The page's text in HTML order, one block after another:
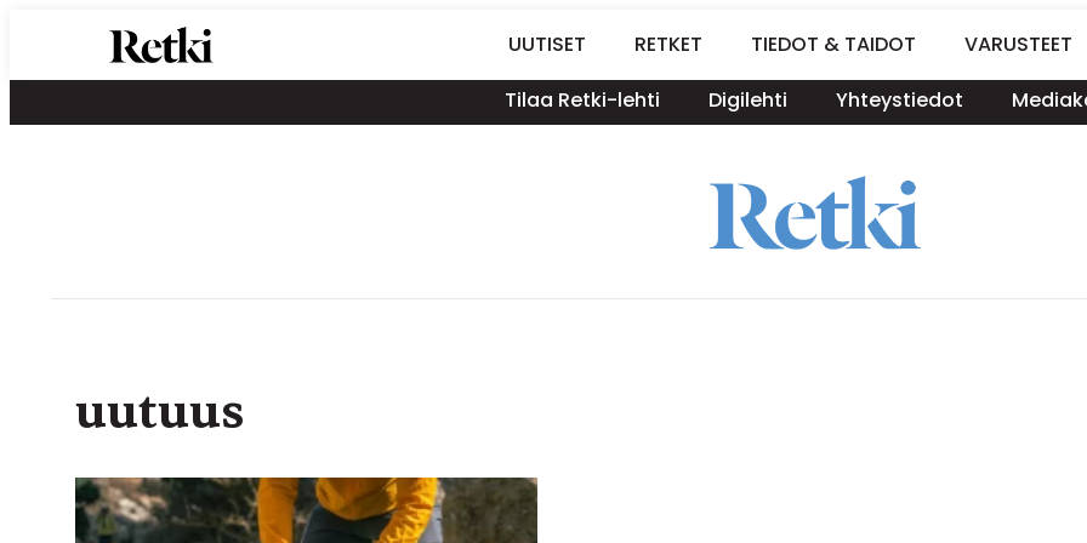
sisältöön
Retki-lehti
Retkeily,
vaellus,
UUTISET RETKET TIEDOT & TAIDOT VARUSTEET
Tilaa Retki-lehti
Digilehti Yhteystiedot
uutuus